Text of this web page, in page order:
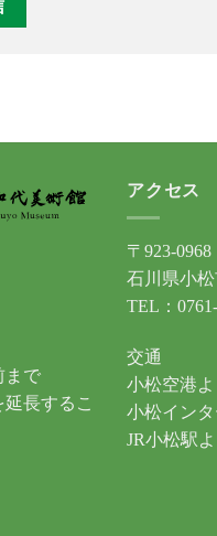
まで
長するこ
アクセス
〒923-0968
石川県小
TEL：
交通
小松空港
小松イン
JR小松駅